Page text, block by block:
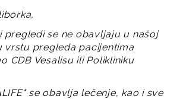
pregledi se ne obavljaju u našoj
vrstu pregleda pacijentima
CDB Vesalisu ili Polikliniku
se obavlja lečenje, kao i sve